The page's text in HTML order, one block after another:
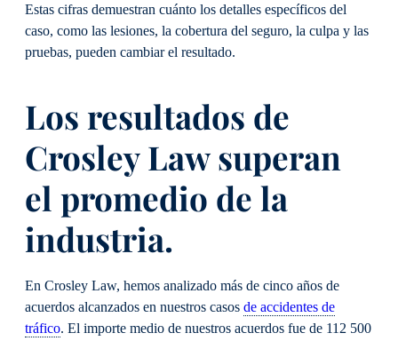
Estas cifras demuestran cuánto los detalles específicos del
caso, como las lesiones, la cobertura del seguro, la culpa y las
pruebas, pueden cambiar el resultado.
Los resultados de
Crosley Law superan
el promedio de la
industria.
En Crosley Law, hemos analizado más de cinco años de
acuerdos alcanzados en nuestros casos de accidentes de
tráfico. El importe medio de nuestros acuerdos fue de 112 500